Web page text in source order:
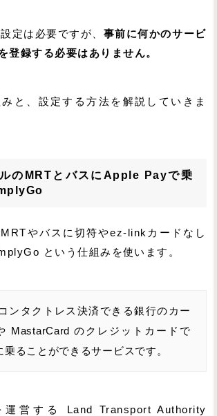
定は必要ですが、 事前に何かのサービ
登録する必要はありません。
と、設定する方法を解説していきま
のMRTとバスにApple Payで乗
やバスに切符やez-linkカードなし
という仕組みを使います。
ンタクトレス決済できる銀行のカー
MastarCard のクレジットカードで
ることができるサービスです。
運営する Land Transport Authority